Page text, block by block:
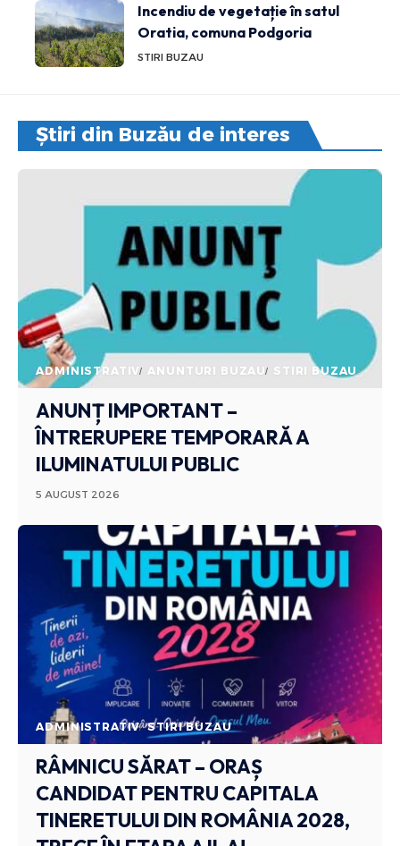
Incendiu de vegetație în satul
Oratia, comuna Podgoria
STIRI BUZAU
Știri din Buzău de interes
ADMINISTRATIV ANUNTURI BUZAU STIRI BUZAU
ANUNȚ IMPORTANT –
ÎNTRERUPERE TEMPORARĂ A
ILUMINATULUI PUBLIC
5 AUGUST 2026
ADMINISTRATIV STIRI BUZAU
RÂMNICU SĂRAT – ORAȘ
CANDIDAT PENTRU CAPITALA
TINERETULUI DIN ROMÂNIA 2028,